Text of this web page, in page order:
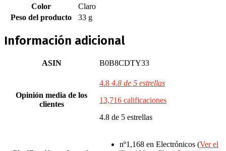
Color
‎Claro
Peso del producto
‎33 g
Información adicional
ASIN B0B8CDTY33
Opinión media de los
clientes
4.8 4.8 de 5 estrellas
13,716 calificaciones
4.8 de 5 estrellas
nº1,168 en Electrónicos (Ver el